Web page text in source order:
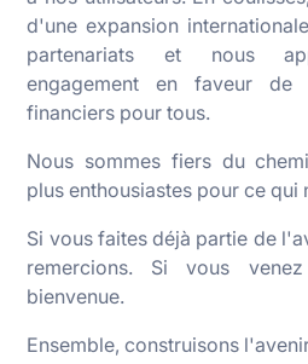
d'une expansion
partenariats et nous
engagement en faveur de
financiers pour tous.
Nous sommes fiers du
plus enthousiastes pour ce qui
Si vous faites déjà partie de
remercions. Si vous
bienvenue.
Ensemble, construisons